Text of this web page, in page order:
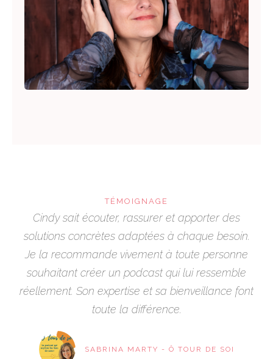
TÉMOIGNAGE
Cindy sait écouter, rassurer et apporter des
solutions concrètes adaptées à chaque besoin.
Je la recommande vivement à toute personne
souhaitant créer un podcast qui lui ressemble
réellement. Son expertise et sa bienveillance font
toute la différence.
SABRINA MARTY - Ô TOUR DE SOI